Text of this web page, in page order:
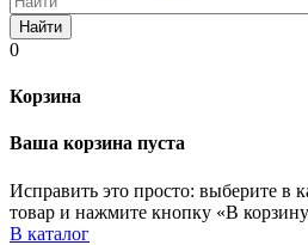
Найти
0
Корзина
Ваша корзина пуста
Исправить это просто: выберите в
товар и нажмите кнопку «В
В каталог